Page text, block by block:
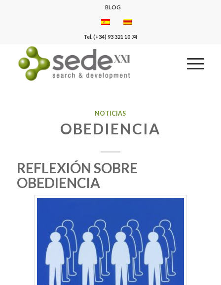
BLOG
Tel. (+34) 93 321 10 74
NOTICIAS
OBEDIENCIA
REFLEXIÓN SOBRE
OBEDIENCIA